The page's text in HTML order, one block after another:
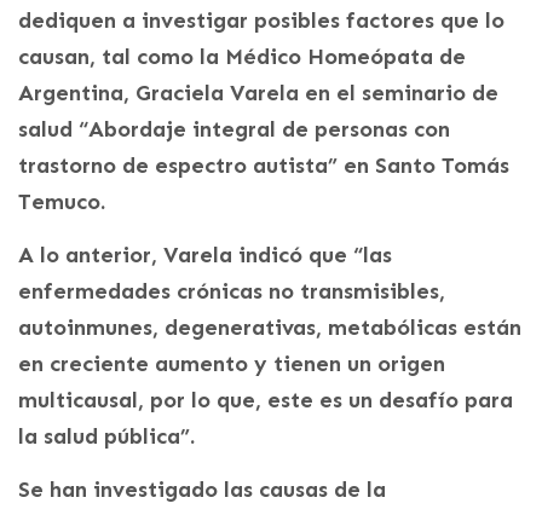
dediquen a investigar posibles factores que lo
causan, tal como la Médico Homeópata de
Argentina, Graciela Varela en el seminario de
salud “Abordaje integral de personas con
trastorno de espectro autista” en Santo Tomás
Temuco.
A lo anterior, Varela indicó que “las
enfermedades crónicas no transmisibles,
autoinmunes, degenerativas, metabólicas están
en creciente aumento y tienen un origen
multicausal, por lo que, este es un desafío para
la salud pública”.
Se han investigado las causas de la